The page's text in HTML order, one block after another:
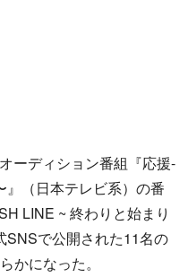
ーディション番組『応援-
（日本テレビ系）の番
LINE ~ 終わりと始まり
SNSで公開された11名の
かになった。